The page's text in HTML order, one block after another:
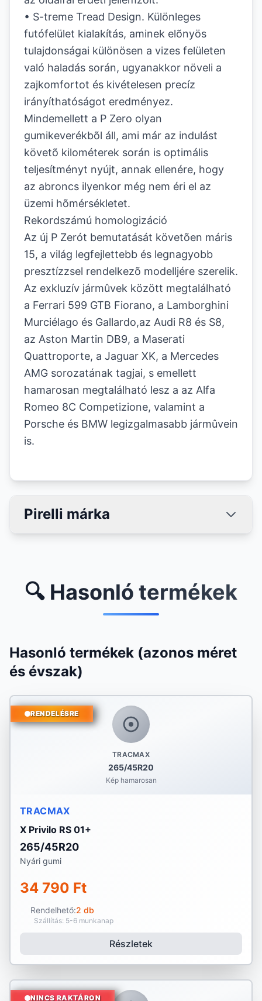
• S-treme Tread Design. Különleges
futófelület kialakítás, aminek elõnyös
tulajdonságai különösen a vizes felületen
való haladás során, ugyanakkor növeli a
zajkomfortot és kivételesen precíz
irányíthatóságot eredményez.
Mindemellett a P Zero olyan
gumikeverékbõl áll, ami már az indulást
követõ kilométerek során is optimális
teljesítményt nyújt, annak ellenére, hogy
az abroncs ilyenkor még nem éri el az
üzemi hõmérsékletet.
Rekordszámú homologizáció
Az új P Zerót bemutatását követõen máris
15, a világ legfejlettebb és legnagyobb
presztízzsel rendelkezõ modelljére szerelik.
Az exkluzív jármûvek között megtalálható
a Ferrari 599 GTB Fiorano, a Lamborghini
Murciélago és Gallardo,az Audi R8 és S8,
az Aston Martin DB9, a Maserati
Quattroporte, a Jaguar XK, a Mercedes
AMG sorozatának tagjai, s emellett
hamarosan megtalálható lesz a az Alfa
Romeo 8C Competizione, valamint a
Porsche és BMW legizgalmasabb jármûvein
is.
Pirelli márka
🔍 Hasonló termékek
Hasonló termékek (azonos méret
és évszak)
TRACMAX
265/45R20
Kép hamarosan
RENDELÉSRE
TRACMAX
X Privilo RS 01+
265/45R20
Nyári gumi
34 790 Ft
Rendelhető:2 db
Szállítás: 5-6 munkanap
Részletek
NINCS RAKTÁRON